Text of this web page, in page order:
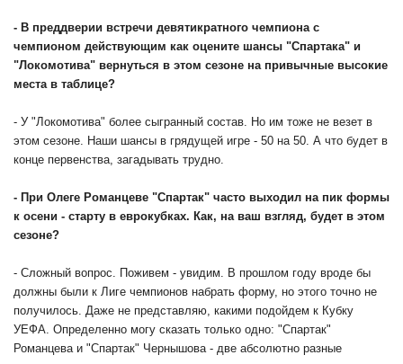
- В преддверии встречи девятикратного чемпиона с
чемпионом действующим как оцените шансы "Спартака" и
"Локомотива" вернуться в этом сезоне на привычные высокие
места в таблице?
- У "Локомотива" более сыгранный состав. Но им тоже не везет в
этом сезоне. Наши шансы в грядущей игре - 50 на 50. А что будет в
конце первенства, загадывать трудно.
- При Олеге Романцеве "Спартак" часто выходил на пик формы
к осени - старту в еврокубках. Как, на ваш взгляд, будет в этом
сезоне?
- Сложный вопрос. Поживем - увидим. В прошлом году вроде бы
должны были к Лиге чемпионов набрать форму, но этого точно не
получилось. Даже не представляю, какими подойдем к Кубку
УЕФА. Определенно могу сказать только одно: "Спартак"
Романцева и "Спартак" Чернышова - две абсолютно разные